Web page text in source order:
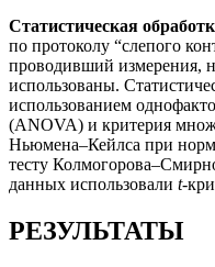
Статистическая
по протоколу “слепого
проводивший измерения,
использованы.
использованием
(ANOVA) и критерия
Ньюмена–Кейлса при
тесту
данных использовали t-
РЕЗУЛЬТАТЫ